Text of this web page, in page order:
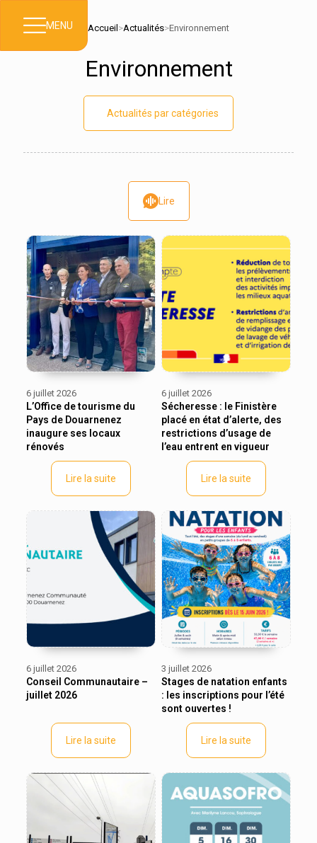
MENU Accueil >Actualités>Environnement
Environnement
Actualités par catégories
Lire
6 juillet 2026
L’Office de tourisme du
Pays de Douarnenez
inaugure ses locaux
rénovés
Lire la suite
6 juillet 2026
Sécheresse : le Finistère
placé en état d’alerte, des
restrictions d’usage de
l’eau entrent en vigueur
Lire la suite
6 juillet 2026
Conseil Communautaire –
juillet 2026
Lire la suite
3 juillet 2026
Stages de natation enfants
: les inscriptions pour l’été
sont ouvertes !
Lire la suite